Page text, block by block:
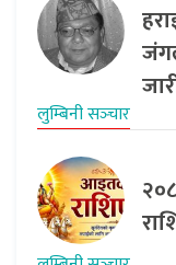
लुम्बिनी सञ्‍चार